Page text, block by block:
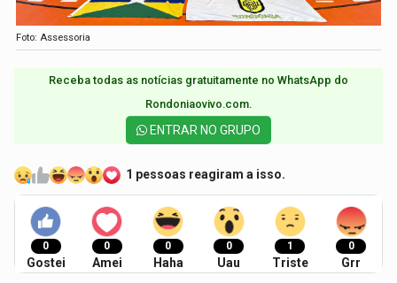
Foto: Assessoria
Receba todas as notícias gratuitamente no WhatsApp do
Rondoniaovivo.com.​
ENTRAR NO GRUPO
1 pessoas reagiram a isso.
0
Gostei
0
Amei
0
Haha
0
Uau
1
Triste
0
Grr